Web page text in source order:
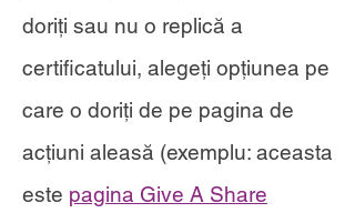
doriți sau nu o replică a
certificatului, alegeți opțiunea pe
care o doriți de pe pagina de
acțiuni aleasă (exemplu: aceasta
este pagina Give A Share